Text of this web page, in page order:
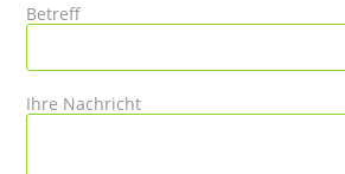
Betreff
Ihre Nachricht